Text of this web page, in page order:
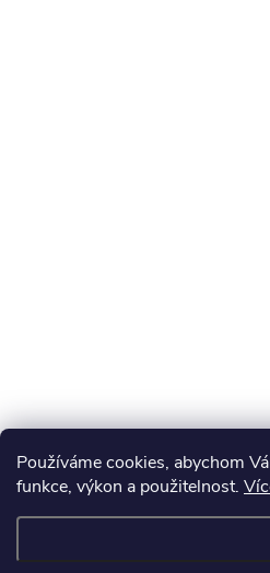
Používáme cookies, abychom
funkce, výkon a použitelnost.